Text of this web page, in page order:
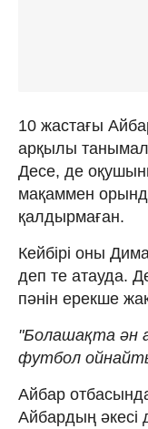
10 жастағы
арқылы
Десе, де
мақаммен
қалдырмаған.
Кейбірі оны
деп те атауда.
пәнін ерекше
"Болашақта ән
футбол
Айбар
Айбардың әкесі